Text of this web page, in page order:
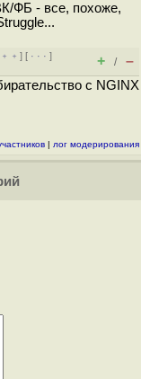
ФБ - все, похоже,
] [ · · ·]
+ / –
с NGINX
| лог модерирования